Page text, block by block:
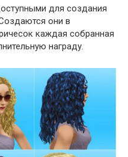
для создания
они в
каждая собранная
награду.